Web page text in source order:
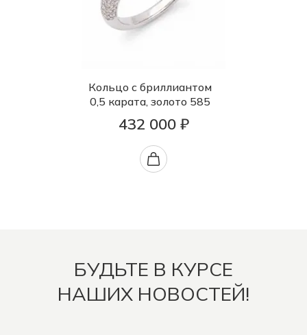
Кольцо с бриллиантом
0,5 карата, золото 585
432 000 ₽
БУДЬТЕ В КУРСЕ
НАШИХ НОВОСТЕЙ!